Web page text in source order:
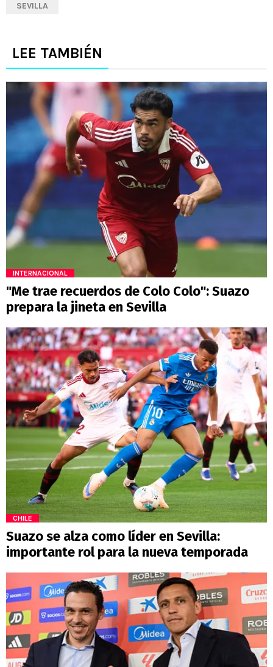
SEVILLA
LEE TAMBIÉN
INTERNACIONAL
"Me trae recuerdos de Colo Colo": Suazo
prepara la jineta en Sevilla
CHILE
Suazo se alza como líder en Sevilla:
importante rol para la nueva temporada